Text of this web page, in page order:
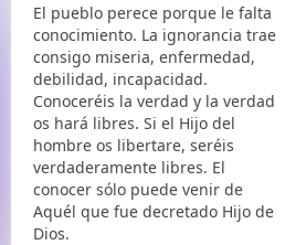
El pueblo perece porque le falta
conocimiento. La ignorancia trae
consigo miseria, enfermedad,
debilidad, incapacidad.
Conoceréis la verdad y la verdad
os hará libres. Si el Hijo del
hombre os libertare, seréis
verdaderamente libres. El
conocer sólo puede venir de
Aquél que fue decretado Hijo de
Dios.